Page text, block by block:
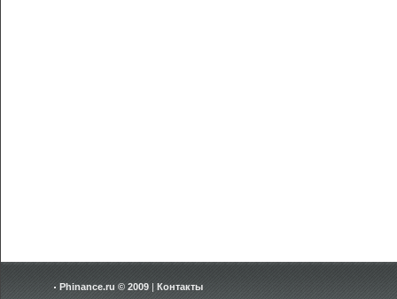
Phinance.ru © 2009 | Контакты